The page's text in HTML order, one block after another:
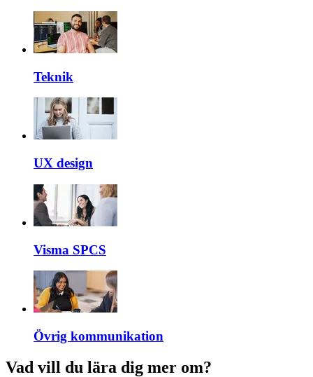
Teknik
UX design
Visma SPCS
Övrig kommunikation
Vad vill du lära dig mer om?